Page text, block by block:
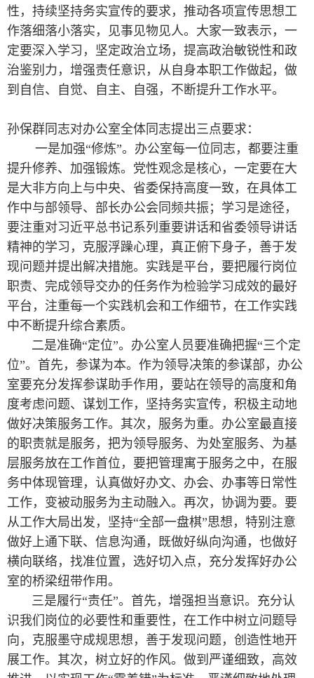
性，持续坚持务实宣传的要求，推动各项宣传思想工
作落细落小落实，见事见物见人。大家一致表示，一
定要深入学习，坚定政治立场，提高政治敏锐性和政
治鉴别力，增强责任意识，从自身本职工作做起，做
到自信、自觉、自主、自强，不断提升工作水平。
孙保群同志对办公室全体同志提出三点要求：
一是加强“修炼”。办公室每一位同志，都要注重
提升修养、加强锻炼。党性观念是核心，一定要在大
是大非方向上与中央、省委保持高度一致，在具体工
作中与部领导、部长办公会同频共振；学习是途径，
要注重对习近平总书记系列重要讲话和省委领导讲话
精神的学习，克服浮躁心理，真正俯下身子，善于发
现问题并提出解决措施。实践是平台，要把履行岗位
职责、完成领导交办的任务作为检验学习成效的最好
平台，注重每一个实践机会和工作细节，在工作实践
中不断提升综合素质。
二是准确“定位”。办公室人员要准确把握“三个定
位”。首先，参谋为本。作为领导决策的参谋部，办公
室要充分发挥参谋助手作用，要站在领导的高度和角
度考虑问题、谋划工作，坚持务实宣传，积极主动地
做好决策服务工作。其次，服务为重。办公室最直接
的职责就是服务，把为领导服务、为处室服务、为基
层服务放在工作首位，要把管理寓于服务之中，在服
务中体现管理，认真做好办文、办会、办事等日常性
工作，变被动服务为主动融入。再次，协调为要。要
从工作大局出发，坚持“全部一盘棋”思想，特别注意
做好上通下联、信息沟通，既做好纵向沟通，也做好
横向联络，找准位置，选好切入点，充分发挥好办公
室的桥梁纽带作用。
三是履行“责任”。首先，增强担当意识。充分认
识我们岗位的必要性和重要性，在工作中树立问题导
向，克服墨守成规思想，善于发现问题，创造性地开
展工作。其次，树立好的作风。做到严谨细致，高效